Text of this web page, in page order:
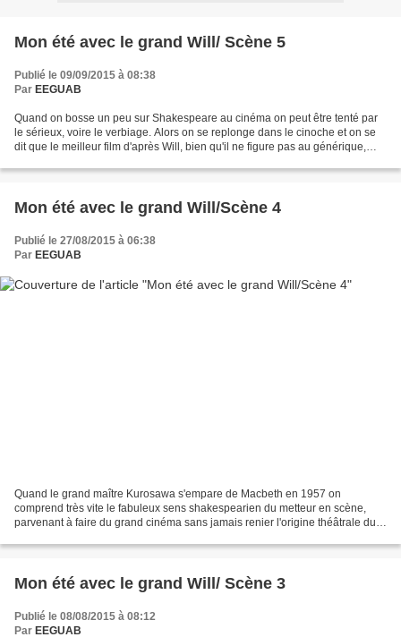
Mon été avec le grand Will/ Scène 5
Publié le 09/09/2015 à 08:38
Par EEGUAB
Quand on bosse un peu sur Shakespeare au cinéma on peut être tenté par
le sérieux, voire le verbiage. Alors on se replonge dans le cinoche et on se
dit que le meilleur film d'après Will, bien qu'il ne figure pas au générique,
Mon été avec le grand Will/Scène 4
Publié le 27/08/2015 à 06:38
Par EEGUAB
Quand le grand maître Kurosawa s'empare de Macbeth en 1957 on
comprend très vite le fabuleux sens shakespearien du metteur en scène,
parvenant à faire du grand cinéma sans jamais renier l'origine théâtrale du
Mon été avec le grand Will/ Scène 3
Publié le 08/08/2015 à 08:12
Par EEGUAB